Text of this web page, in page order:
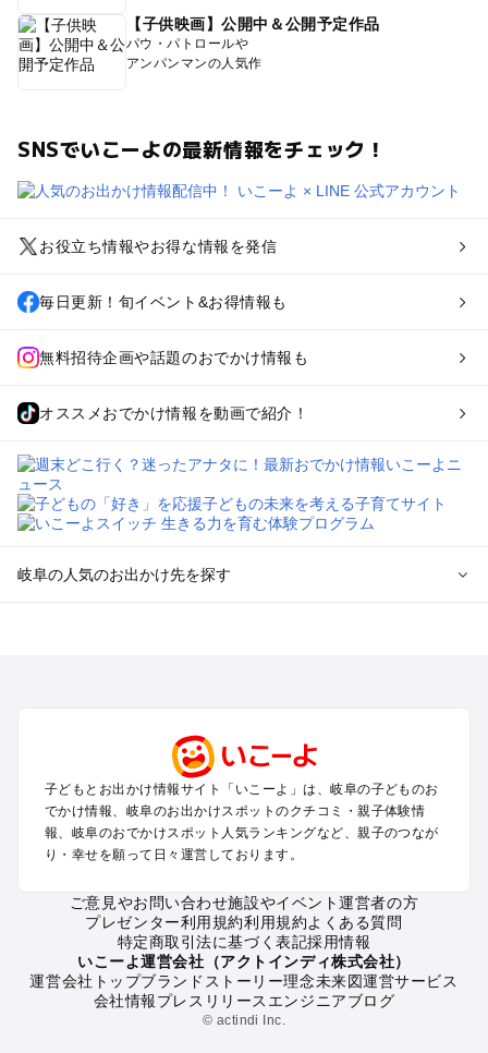
【子供映画】公開中＆公開予定作品
パウ・パトロールや
アンパンマンの人気作
SNSでいこーよの最新情報をチェック！
お役立ち情報やお得な情報を発信
毎日更新！旬イベント&お得情報も
無料招待企画や話題のおでかけ情報も
オススメおでかけ情報を動画で紹介！
岐阜の人気のお出かけ先を探す
高山・下呂・飛騨・奥飛騨周辺のプールお出かけ
郡上・美濃・関のプールお出かけ
木曽路・木曽周辺のプールお出かけ
白川郷のプールお出かけ
岐阜の遊園地
岐阜の動物園
岐阜のバーベキュー
岐阜の釣り
岐阜の牧場
子どもとお出かけ情報サイト「いこーよ」は、岐阜の子どものお
でかけ情報、岐阜のお出かけスポットのクチコミ・親子体験情
報、岐阜のおでかけスポット人気ランキングなど、親子のつなが
り・幸せを願って日々運営しております。
ご意見やお問い合わせ施設やイベント運営者の方
プレゼンター利用規約利用規約よくある質問
特定商取引法に基づく表記採用情報
いこーよ運営会社（アクトインディ株式会社）
運営会社トップブランドストーリー理念未来図運営サービス
会社情報プレスリリース エンジニアブログ
© actindi Inc.